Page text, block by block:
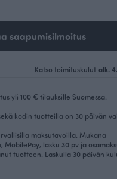
saapumisilmoitus
Katso toimituskulut alk.
yli 100 € tilauksille Suomessa.
kodin tuotteilla on 30 päivän
maksutavoilla. Mukana
lasku 30 pv ja
tuotteen. Laskulla 30 päivän